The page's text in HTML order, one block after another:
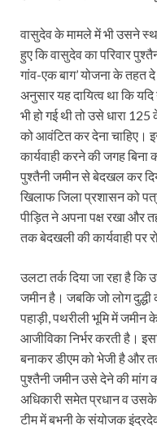
वासुदेव के मामले में भी उसने
हुए कि वासुदेव का परिवार
गांव-एक बाग’ योजना के तहत
अनुसार यह दायित्व था कि
भी हो गई थी तो उसे धारा
को आवंटित कर देना चाहिए।
कार्यवाही करने की जगह
पुश्तैनी जमीन से बेदखल कर
खिलाफ जिला प्रशासन को
पीड़ित ने अपना पक्ष रखा और
तक बेदखली की कार्यवाही पर
उलटा तर्क दिया जा रहा है कि
जमीन है। जबकि जो लोग दुद्धी
पहाड़ी, पथरीली भूमि में
आजीविका निर्भर करती है।
बनाकर डीएम को भेजी है और
पुश्तैनी जमीन उसे देने की मांग
अधिकारी समेत प्रधान व
टीम में बभनी के संयोजक इंद्रदेव